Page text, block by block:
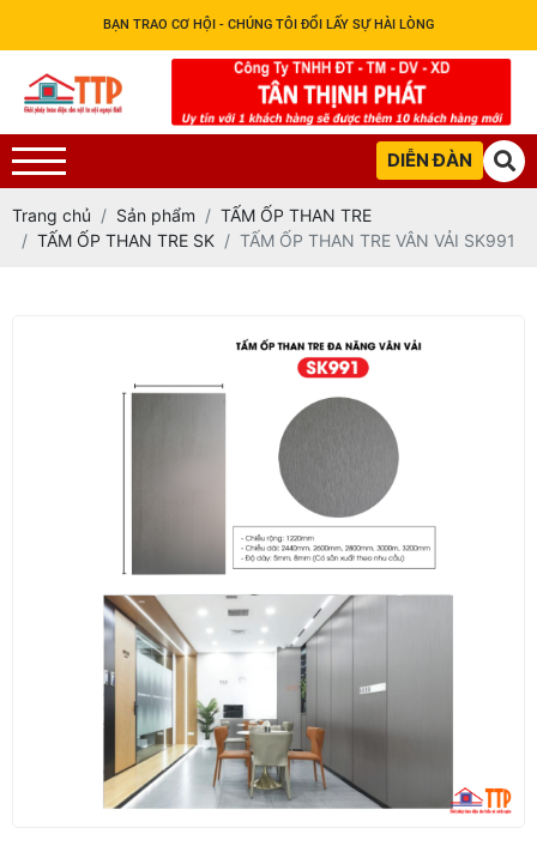
BẠN TRAO CƠ HỘI - CHÚNG TÔI ĐỔI LẤY SỰ HÀI LÒNG
DIỄN ĐÀN
Trang chủ Sản phẩm
TẤM ỐP THAN TRE
TẤM ỐP THAN TRE SK
TẤM ỐP THAN TRE VÂN VẢI SK991